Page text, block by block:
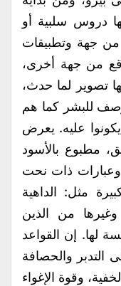
دروس سلبية أو
من جهة وتطبيقات
من جهة أخرى،
تصوير لما حدث،
للبشر كما هم
عليه. يعرض
مطبوع بالأسود
وعبارات ذات نحت
مثل: الداهية
وغيرها من الذين
لها. إن القواعد
التدبر والحصافة
وقوة الإغواء